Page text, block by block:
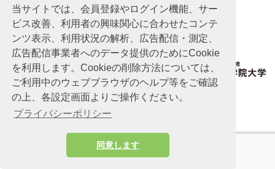
当サイトでは、会員登録やログイン機能、サー
ビス改善、利用者の興味関心に合わせたコンテ
ンツ表示、利用状況の解析、広告配信・測定、
広告配信事業者へのデータ提供のためにCookie
を利用します。Cookieの削除方法については、
ご利用中のウェブブラウザのヘルプ等をご確認
の上、各設定画面よりご操作ください。
プライバシーポリシー
同意します